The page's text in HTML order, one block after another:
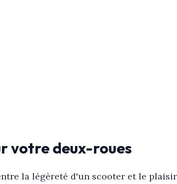
votre deux-roues
la légèreté d'un scooter et le